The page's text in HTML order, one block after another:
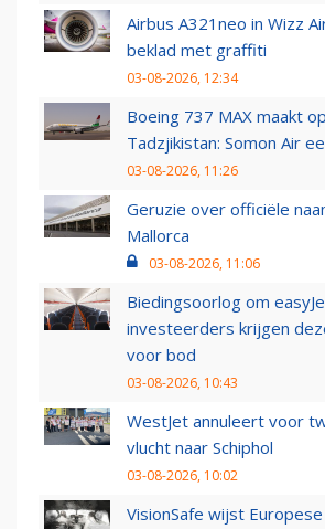
Airbus A321neo in Wizz
beklad met graffiti
03-08-2026, 12:34
Boeing 737 MAX maakt
Tadzjikistan: Somon Air
03-08-2026, 11:26
Geruzie over officiële
Mallorca
03-08-2026, 11:06
Biedingsoorlog om
investeerders krijgen
voor bod
03-08-2026, 10:43
WestJet annuleert voor
vlucht naar Schiphol
03-08-2026, 10:02
VisionSafe wijst